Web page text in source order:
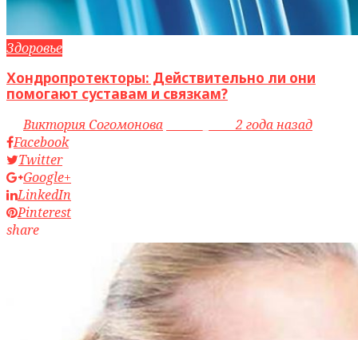
Здоровье
Хондропротекторы: Действительно ли они
помогают суставам и связкам?
byВиктория Согомонова access_time2 года назад
Facebook
Twitter
Google+
LinkedIn
Pinterest
share